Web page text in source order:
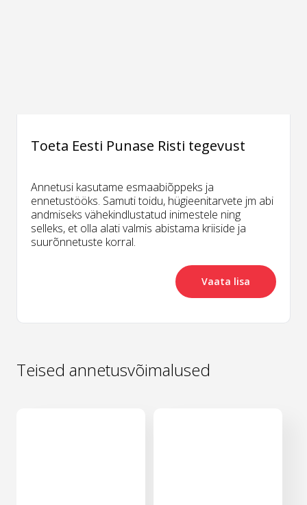
Toeta Eesti Punase Risti tegevust
Annetusi kasutame esmaabiõppeks ja
ennetustööks. Samuti toidu, hügieenitarvete jm abi
andmiseks vähekindlustatud inimestele ning
selleks, et olla alati valmis abistama kriiside ja
suurõnnetuste korral.
Vaata lisa
Teised annetusvõimalused